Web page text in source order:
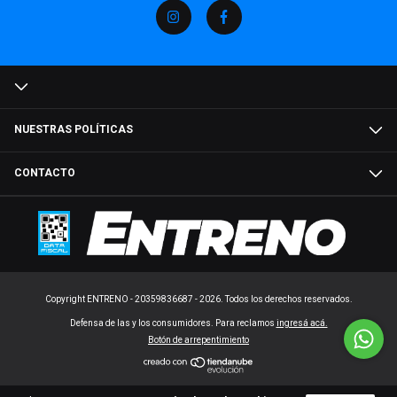
NUESTRAS POLÍTICAS
CONTACTO
Copyright ENTRENO - 20359836687 - 2026. Todos los derechos reservados.
Defensa de las y los consumidores. Para reclamos ingresá acá.
Botón de arrepentimiento